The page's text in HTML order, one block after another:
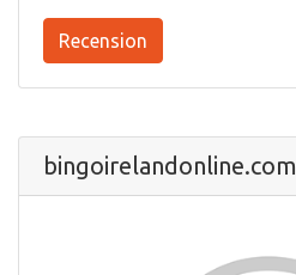
Recension
bingoirelandonline.com